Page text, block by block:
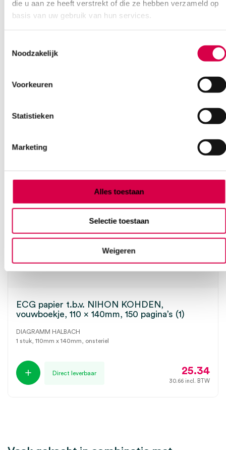
die u aan ze heeft verstrekt of die ze hebben verzameld op
basis van uw gebruik van hun services.
Noodzakelijk
Voorkeuren
Statistieken
Marketing
Alles toestaan
Selectie toestaan
Weigeren
ECG papier t.b.v. NIHON KOHDEN,
vouwboekje, 110 x 140mm, 150 pagina’s (1)
DIAGRAMM HALBACH
1 stuk, 110mm x 140mm, onsteriel
Direct leverbaar 25.34
30.66 incl. BTW